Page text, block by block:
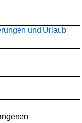
und Urlaub